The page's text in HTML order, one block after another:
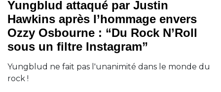
Yungblud attaqué par Justin
Hawkins après l’hommage envers
Ozzy Osbourne : “Du Rock N’Roll
sous un filtre Instagram”
Yungblud ne fait pas l'unanimité dans le monde du
rock !